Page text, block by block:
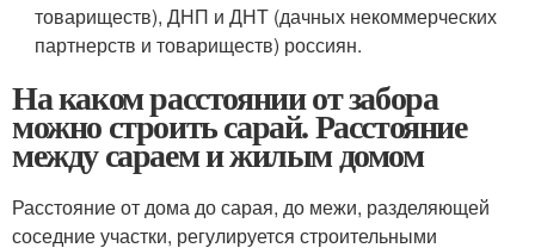
товариществ), ДНП и ДНТ (дачных некоммерческих
партнерств и товариществ) россиян.
На каком расстоянии от забора
можно строить сарай. Расстояние
между сараем и жилым домом
Расстояние от дома до сарая, до межи, разделяющей
соседние участки, регулируется строительными